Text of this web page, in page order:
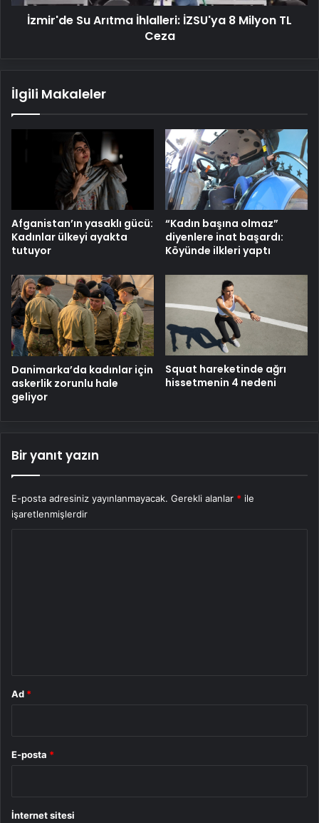
Ceza
İzmir'de Su Arıtma İhlalleri: İZSU'ya 8 Milyon TL
Ceza
İlgili Makaleler
Afganistan’ın yasaklı gücü:
Kadınlar ülkeyi ayakta
tutuyor
“Kadın başına olmaz”
diyenlere inat başardı:
Köyünde ilkleri yaptı
Danimarka’da kadınlar için
askerlik zorunlu hale
geliyor
Squat hareketinde ağrı
hissetmenin 4 nedeni
Bir yanıt yazın
E-posta adresiniz yayınlanmayacak. Gerekli alanlar * ile
işaretlenmişlerdir
Ad *
E-posta *
İnternet sitesi